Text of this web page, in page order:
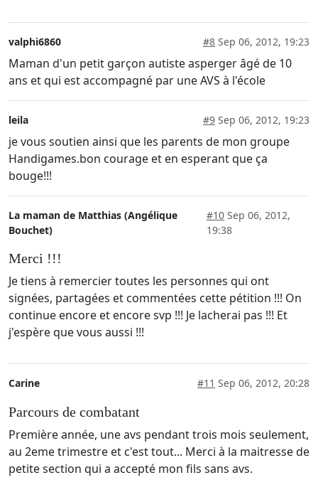
valphi6860 #8 Sep 06, 2012, 19:23
Maman d'un petit garçon autiste asperger âgé de 10
ans et qui est accompagné par une AVS à l'école
leila #9 Sep 06, 2012, 19:23
je vous soutien ainsi que les parents de mon groupe
Handigames.bon courage et en esperant que ça
bouge!!!
La maman de Matthias (Angélique
Bouchet)
#10 Sep 06, 2012,
19:38
Merci !!!
Je tiens à remercier toutes les personnes qui ont
signées, partagées et commentées cette pétition !!! On
continue encore et encore svp !!! Je lacherai pas !!! Et
j'espère que vous aussi !!!
Carine #11 Sep 06, 2012, 20:28
Parcours de combatant
Première année, une avs pendant trois mois seulement,
au 2eme trimestre et c'est tout... Merci à la maitresse de
petite section qui a accepté mon fils sans avs.